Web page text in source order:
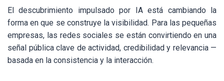
El descubrimiento impulsado por IA está cambiando la
forma en que se construye la visibilidad. Para las pequeñas
empresas, las redes sociales se están convirtiendo en una
señal pública clave de actividad, credibilidad y relevancia —
basada en la consistencia y la interacción.